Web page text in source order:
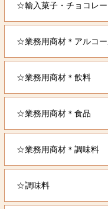
☆輸入菓子・チョコレ
☆業務用商材＊アルコ
☆業務用商材＊飲料
☆業務用商材＊食品
☆業務用商材＊調味料
☆調味料